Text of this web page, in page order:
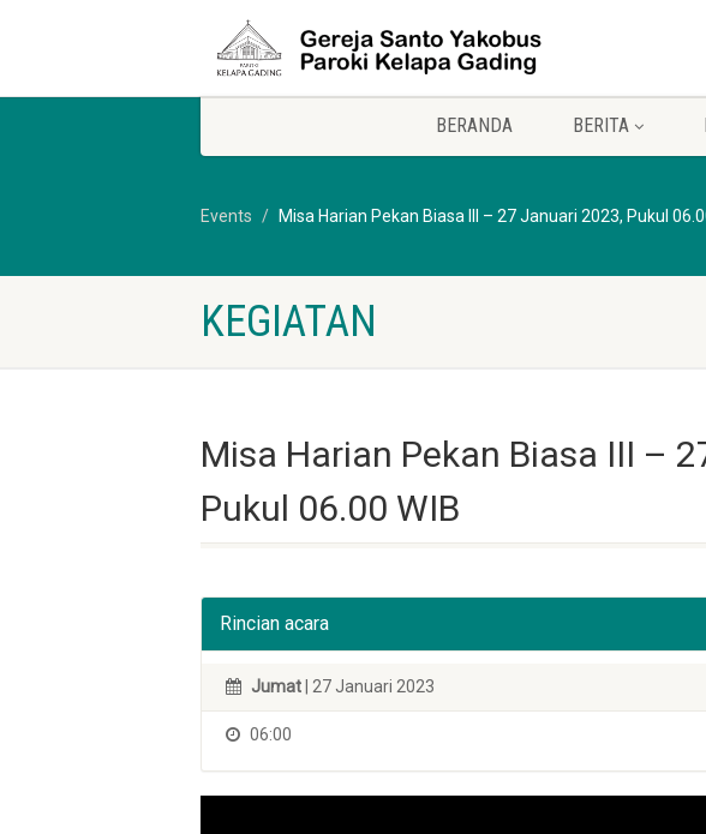
BERANDA BERITA
Events Misa Harian Pekan Biasa III – 27 Januari 2023, Pukul
KEGIATAN
Misa Harian Pekan Biasa III –
Pukul 06.00 WIB
Rincian acara
Jumat | 27 Januari 2023
06:00